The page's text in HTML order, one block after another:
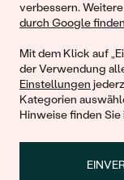
verbessern.
durch Google
Mit dem Klick auf
der Verwendung
Einstellungen
Kategorien
Hinweise finden Sie
© 2011 - 2026, Eppi.de